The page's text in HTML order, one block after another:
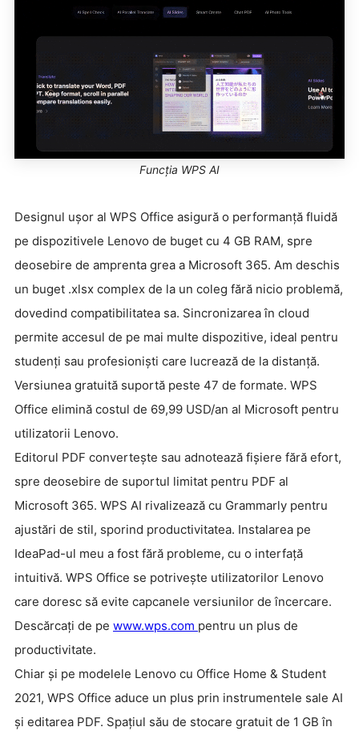
Funcția WPS AI
Designul ușor al WPS Office asigură o performanță fluidă
pe dispozitivele Lenovo de buget cu 4 GB RAM, spre
deosebire de amprenta grea a Microsoft 365. Am deschis
un buget .xlsx complex de la un coleg fără nicio problemă,
dovedind compatibilitatea sa. Sincronizarea în cloud
permite accesul de pe mai multe dispozitive, ideal pentru
studenți sau profesioniști care lucrează de la distanță.
Versiunea gratuită suportă peste 47 de formate. WPS
Office elimină costul de 69,99 USD/an al Microsoft pentru
utilizatorii Lenovo.
Editorul PDF convertește sau adnotează fișiere fără efort,
spre deosebire de suportul limitat pentru PDF al
Microsoft 365. WPS AI rivalizează cu Grammarly pentru
ajustări de stil, sporind productivitatea. Instalarea pe
IdeaPad-ul meu a fost fără probleme, cu o interfață
intuitivă. WPS Office se potrivește utilizatorilor Lenovo
care doresc să evite capcanele versiunilor de încercare.
Descărcați de pe www.wps.com pentru un plus de
productivitate.
Chiar și pe modelele Lenovo cu Office Home & Student
2021, WPS Office aduce un plus prin instrumentele sale AI
și editarea PDF. Spațiul său de stocare gratuit de 1 GB în